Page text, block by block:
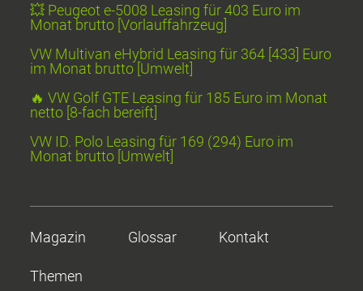
💥 Peugeot e-5008 Leasing für 403 Euro im
Monat brutto [Vorlauffahrzeug]
VW Multivan eHybrid Leasing für 364 [433] Euro
im Monat brutto [Umwelt]
🔥 VW Golf GTE Leasing für 185 Euro im Monat
netto [8-fach bereift]
VW ID. Polo Leasing für 169 (294) Euro im
Monat brutto [Umwelt]
Magazin Glossar Kontakt
Themen